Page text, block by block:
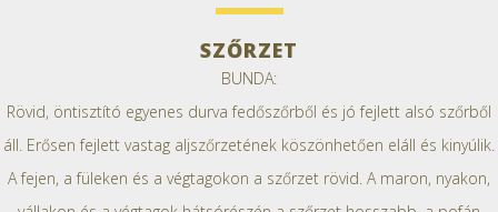
SZŐRZET
BUNDA:
Rövid, öntisztító egyenes durva fedőszőrből és jó fejlett alsó szőrből
áll. Erősen fejlett vastag aljszőrzetének köszönhetően eláll és kinyúlik.
A fejen, a füleken és a végtagokon a szőrzet rövid. A maron, nyakon,